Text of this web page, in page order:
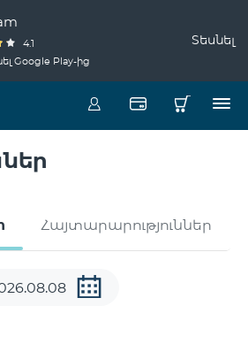
4.1
Google Play-ից
Տեսնել
Հայտարարություններ